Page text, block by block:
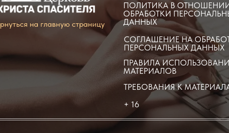
ПОЛИТИКА В
ОБРАБОТКИ
ДАННЫХ
СОГЛАШЕНИЕ НА
ПЕРСОНАЛЬНЫХ ДАННЫХ
ПРАВИЛА
МАТЕРИАЛОВ
ТРЕБОВАНИЯ К
+ 16
на главную страницу